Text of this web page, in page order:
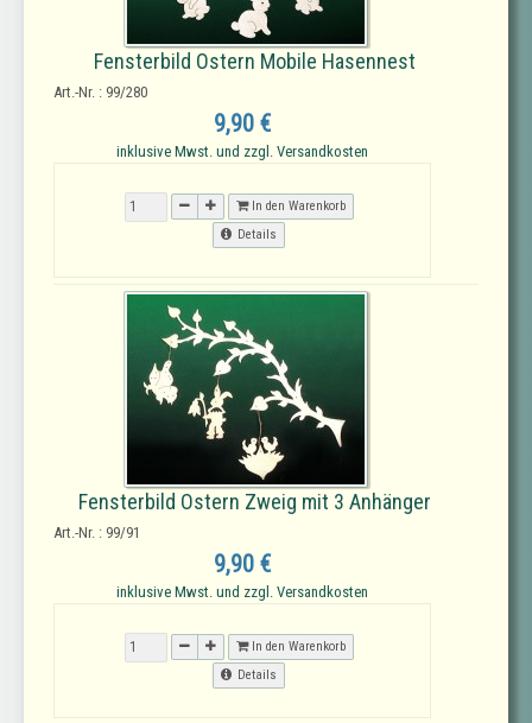
Fensterbild Ostern Mobile Hasennest
Art.-Nr. : 99/280
9,90 €
inklusive Mwst. und zzgl. Versandkosten
In den Warenkorb
Details
Fensterbild Ostern Zweig mit 3 Anhänger
Art.-Nr. : 99/91
9,90 €
inklusive Mwst. und zzgl. Versandkosten
In den Warenkorb
Details